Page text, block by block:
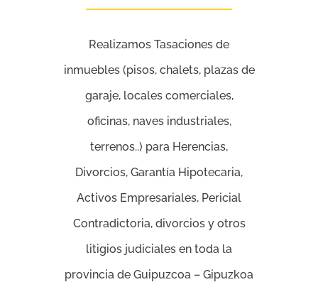
Realizamos Tasaciones de
inmuebles (pisos, chalets, plazas de
garaje, locales comerciales,
oficinas, naves industriales,
terrenos..) para Herencias,
Divorcios, Garantía Hipotecaria,
Activos Empresariales, Pericial
Contradictoria, divorcios y otros
litigios judiciales en toda la
provincia de Guipuzcoa – Gipuzkoa